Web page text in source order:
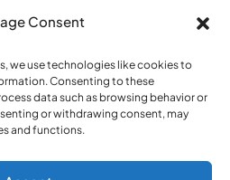
Consent
we use technologies like cookies to
Consenting to these
data such as browsing behavior or
or withdrawing consent, may
and functions.